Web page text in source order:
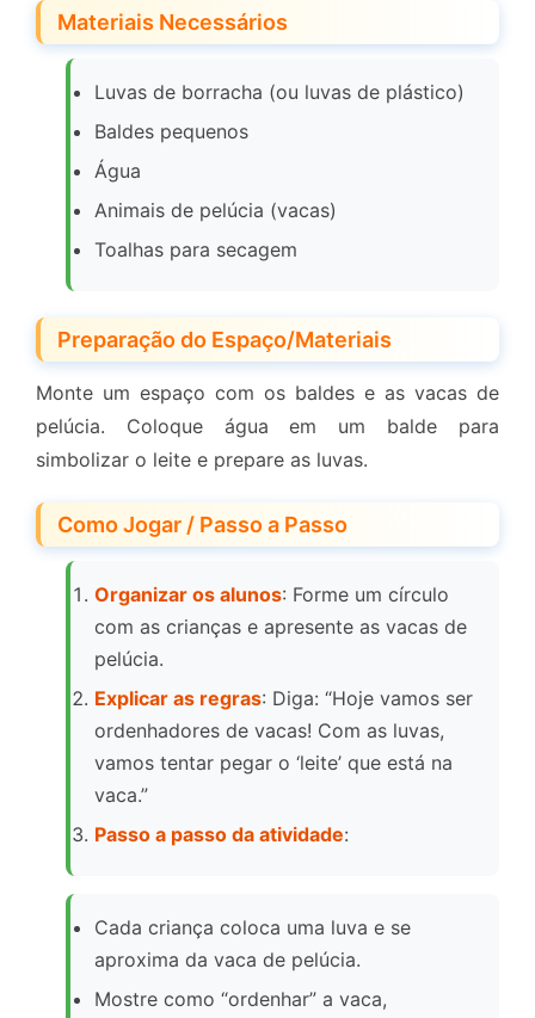
Materiais Necessários
Luvas de borracha (ou luvas de plástico)
Baldes pequenos
Água
Animais de pelúcia (vacas)
Toalhas para secagem
Preparação do Espaço/Materiais
Monte um espaço com os baldes e as vacas de
pelúcia. Coloque água em um balde para
simbolizar o leite e prepare as luvas.
Como Jogar / Passo a Passo
Organizar os alunos: Forme um círculo
com as crianças e apresente as vacas de
pelúcia.
Explicar as regras: Diga: “Hoje vamos ser
ordenhadores de vacas! Com as luvas,
vamos tentar pegar o ‘leite’ que está na
vaca.”
Passo a passo da atividade:
Cada criança coloca uma luva e se
aproxima da vaca de pelúcia.
Mostre como “ordenhar” a vaca,